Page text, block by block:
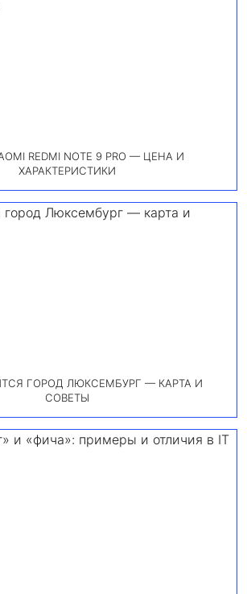
REDMI NOTE 9 PRO — ЦЕНА И
ХАРАКТЕРИСТИКИ
ГОРОД ЛЮКСЕМБУРГ — КАРТА И
СОВЕТЫ